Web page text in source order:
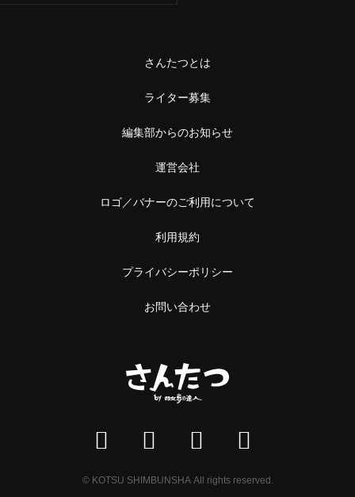
さんたつとは
ライター募集
編集部からのお知らせ
運営会社
ロゴ／バナーのご利用について
利用規約
プライバシーポリシー
お問い合わせ
© KOTSU SHIMBUNSHA All rights reserved.